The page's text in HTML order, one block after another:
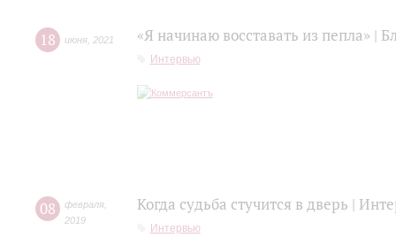
18 июня 2021 «Я начинаю восставать из пепла» |
Интервью
08 февраля
2019
Когда судьба стучится в дверь |
Интервью